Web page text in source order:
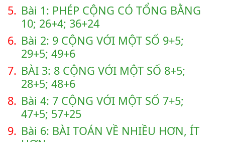
5. Bài 1: PHÉP CỘNG CÓ TỔNG BẰNG
10; 26+4; 36+24
6. Bài 2: 9 CỘNG VỚI MỘT SỐ 9+5;
29+5; 49+6
7. BÀI 3: 8 CỘNG VỚI MỘT SỐ 8+5;
28+5; 48+6
8. Bài 4: 7 CỘNG VỚI MỘT SỐ 7+5;
47+5; 57+25
9. Bài 6: BÀI TOÁN VỀ NHIỀU HƠN, ÍT